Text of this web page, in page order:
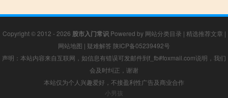
Copyright © 2012 - 2026 股市入门常识Powered by 网站分类目录 | 精选推荐文章 |
网站地图 | 疑难解答 陕ICP备05239492号
声明：本站内容来自互联网，如信息有错误可发邮件到f_fb#foxmail.com说明，我们
会及时纠正，谢谢
本站仅为个人兴趣爱好，不接盈利性广告及商业合作
小男孩